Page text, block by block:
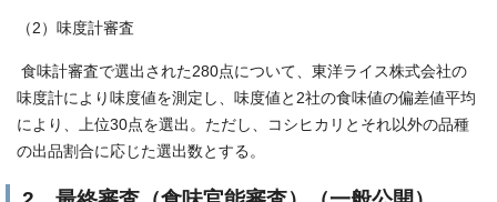
（2）味度計審査
食味計審査で選出された280点について、東洋ライス株式会社の
味度計により味度値を測定し、味度値と2社の食味値の偏差値平均
により、上位30点を選出。ただし、コシヒカリとそれ以外の品種
の出品割合に応じた選出数とする。